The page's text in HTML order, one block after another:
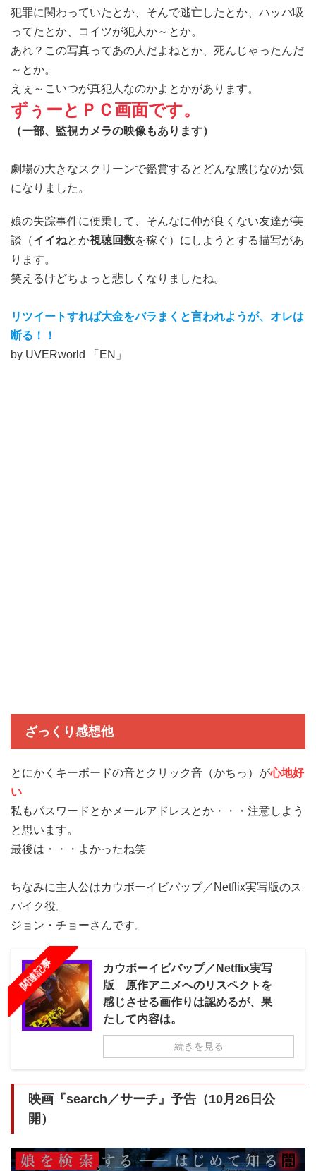
犯罪に関わっていたとか、そんで逃亡したとか、ハッパ吸
ってたとか、コイツが犯人か～とか。
あれ？この写真ってあの人だよねとか、死んじゃったんだ
～とか。
えぇ～こいつが真犯人なのかよとかがあります。
ずぅーとＰＣ画面です。
（一部、監視カメラの映像もあります）
劇場の大きなスクリーンで鑑賞するとどんな感じなのか気
になりました。
娘の失踪事件に便乗して、そんなに仲が良くない友達が美
談（イイねとか視聴回数を稼ぐ）にしようとする描写があ
ります。
笑えるけどちょっと悲しくなりましたね。
リツイートすれば大金をバラまくと言われようが、オレは
断る！！
by UVERworld 「EN」
ざっくり感想他
とにかくキーボードの音とクリック音（かちっ）が心地好
い
私もパスワードとかメールアドレスとか・・・注意しよう
と思います。
最後は・・・よかったね笑
ちなみに主人公はカウボーイビバップ／Netflix実写版のス
パイク役。
ジョン・チョーさんです。
関連記事
カウボーイビバップ／Netflix実写
版 原作アニメへのリスペクトを
感じさせる画作りは認めるが、果
たして内容は。
続きを見る
映画『search／サーチ』予告（10月26日公
開）